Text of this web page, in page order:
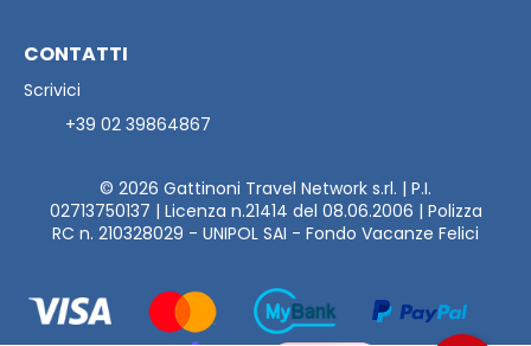
CONTATTI
Scrivici
+39 02 39864867
© 2026 Gattinoni Travel Network s.rl. | P.I.
02713750137 | Licenza n.21414 del 08.06.2006 | Polizza
RC n. 210328029 - UNIPOL SAI - Fondo Vacanze Felici